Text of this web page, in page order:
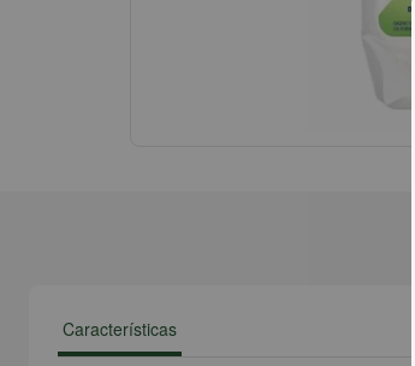
Características